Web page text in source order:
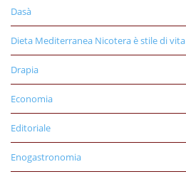
Dasà
Dieta Mediterranea Nicotera è stile di vita
Drapia
Economia
Editoriale
Enogastronomia